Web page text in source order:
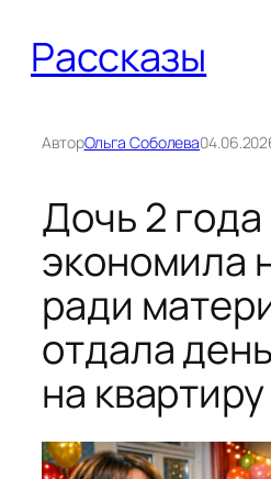
содержимому
Рассказы
АвторОльга Соболева
Дочь 2 года
экономила
ради
отдала
на квартиру